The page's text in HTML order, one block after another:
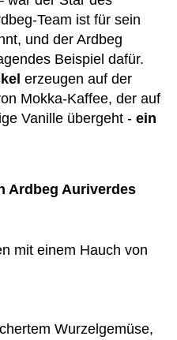
Team ist für sein
und der Ardbeg
Beispiel dafür.
erzeugen auf der
Mokka-Kaffee, der auf
Vanille übergeht - ein
Ardbeg Auriverdes
mit einem Hauch von
Wurzelgemüse,